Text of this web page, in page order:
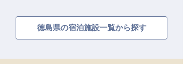
徳島県の宿泊施設一覧から探す